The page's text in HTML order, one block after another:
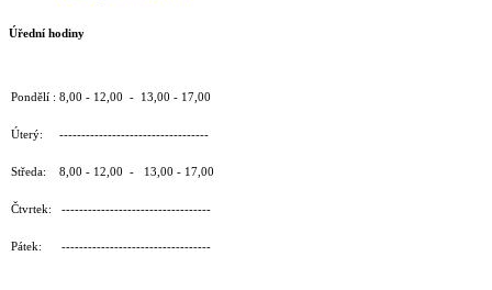
Úřední hodiny
Pondělí : 8,00 - 12,00 - 13,00 - 17,00
Úterý: ----------------------------------
Středa: 8,00 - 12,00 - 13,00 - 17,00
Čtvrtek: ----------------------------------
Pátek: ----------------------------------